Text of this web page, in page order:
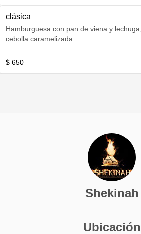
clásica
Hamburguesa con pan de viena y lechuga, tomate, barbacoa y
cebolla caramelizada.
$ 650
Shekinah
Ubicación